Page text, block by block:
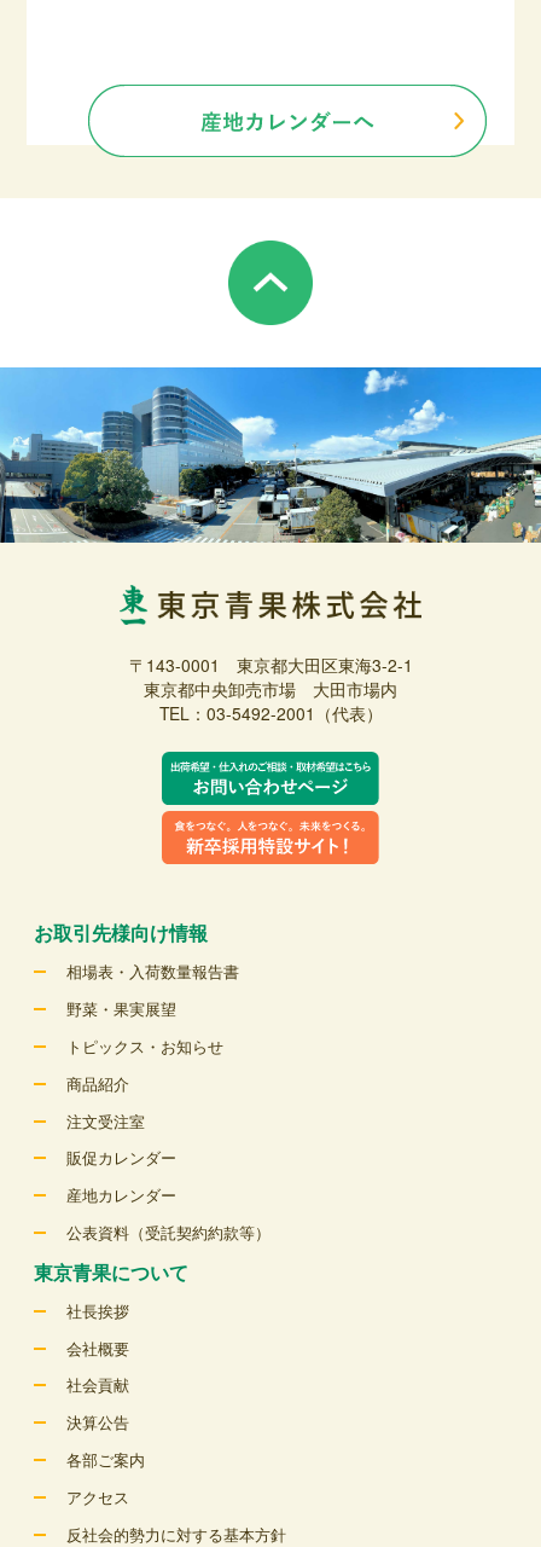
〒143-0001 東京都大田区東海3-2-1
東京都中央卸売市場 大田市場内
TEL：03-5492-2001（代表）
お取引先様向け情報
相場表・入荷数量報告書
野菜・果実展望
トピックス・お知らせ
商品紹介
注文受注室
販促カレンダー
産地カレンダー
公表資料（受託契約約款等）
東京青果について
社長挨拶
会社概要
社会貢献
決算公告
各部ご案内
アクセス
反社会的勢力に対する基本方針